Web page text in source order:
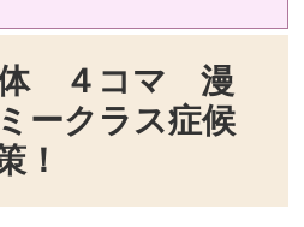
４コマ 漫
ークラス症候
！